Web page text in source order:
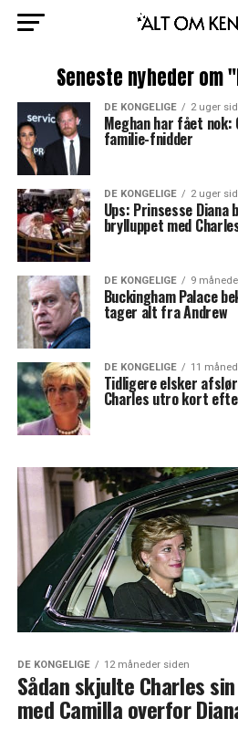
Seneste nyheder om
DE KONGELIGE 2 uger
Meghan har fået
familie-fnidder
DE KONGELIGE 2 uger
Ups: Prinsesse
brylluppet med
DE KONGELIGE 9
Buckingham Palace
tager alt fra Andrew
DE KONGELIGE 11
Tidligere elsker
Charles utro kort
DE KONGELIGE 12 måneder siden
Sådan skjulte Charles
med Camilla overfor